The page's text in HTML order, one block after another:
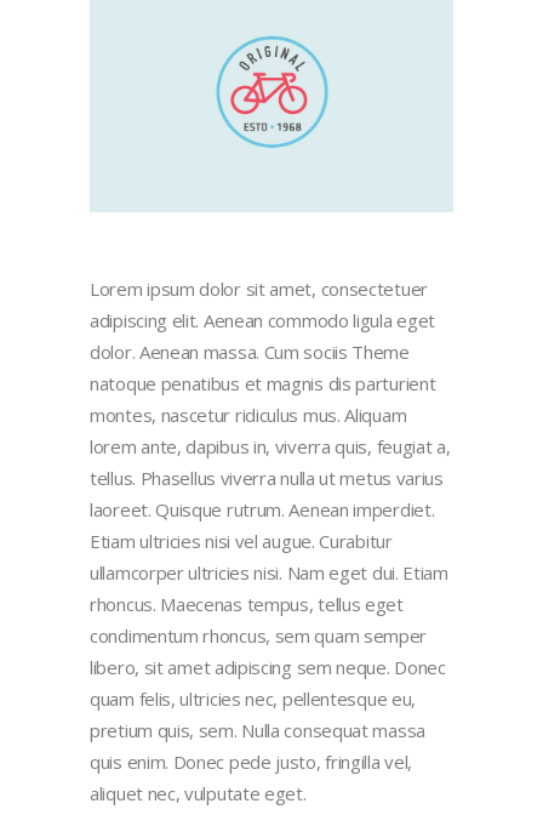
Lorem ipsum dolor sit amet, consectetuer
adipiscing elit. Aenean commodo ligula eget
dolor. Aenean massa. Cum sociis Theme
natoque penatibus et magnis dis parturient
montes, nascetur ridiculus mus. Aliquam
lorem ante, dapibus in, viverra quis, feugiat a,
tellus. Phasellus viverra nulla ut metus varius
laoreet. Quisque rutrum. Aenean imperdiet.
Etiam ultricies nisi vel augue. Curabitur
ullamcorper ultricies nisi. Nam eget dui. Etiam
rhoncus. Maecenas tempus, tellus eget
condimentum rhoncus, sem quam semper
libero, sit amet adipiscing sem neque. Donec
quam felis, ultricies nec, pellentesque eu,
pretium quis, sem. Nulla consequat massa
quis enim. Donec pede justo, fringilla vel,
aliquet nec, vulputate eget.